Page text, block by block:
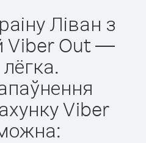
Ліван з
Viber Out —
Viber